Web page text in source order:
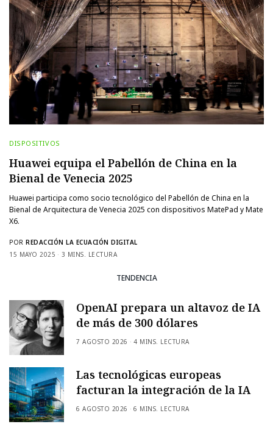
DISPOSITIVOS
Huawei equipa el Pabellón de China en la
Bienal de Venecia 2025
Huawei participa como socio tecnológico del Pabellón de China en la
Bienal de Arquitectura de Venecia 2025 con dispositivos MatePad y Mate
X6.
POR REDACCIÓN LA ECUACIÓN DIGITAL
15 MAYO 2025
3 MINS. LECTURA
TENDENCIA
OpenAI prepara un altavoz de IA
de más de 300 dólares
7 AGOSTO 2026 4 MINS. LECTURA
Las tecnológicas europeas
facturan la integración de la IA
6 AGOSTO 2026 6 MINS. LECTURA